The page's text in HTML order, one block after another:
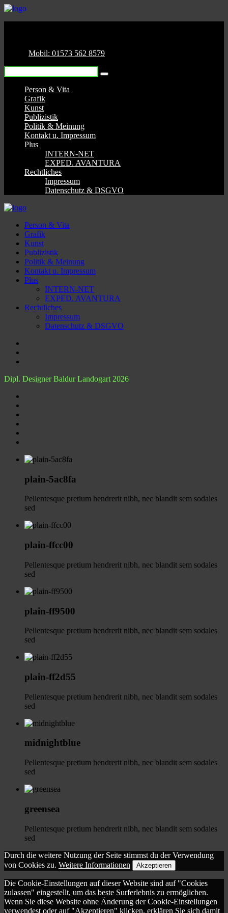
Mobil: 01573 562 8579
Person & Vita
Grafik
Kunst
Publizistik
Politik & Meinung
Kontakt u. Impressum
Plus
INTERN-NET
EXPED. AVANTURA
Rechtliches
Impressum
Datenschutz & DSGVO
Person & Vita
Grafik
Kunst
Publizistik
Politik & Meinung
Kontakt u. Impressum
Plus
INTERN-NET
EXPED. AVANTURA
Rechtliches
Impressum
Datenschutz & DSGVO
Dipl. Designer Baldur Landogart 2026
plain-5ac8fa
Pellentesque pretium hendrerit nibh, nec blandit sem sodales
sed
plain-ffcc00
Pellentesque pretium hendrerit nibh, nec blandit sem sodales
sed
plain-ff9500
Pellentesque pretium hendrerit nibh, nec blandit sem sodales
sed
plain-ff2d55
Pellentesque pretium hendrerit nibh, nec blandit sem sodales
sed
midnightblue
Pellentesque pretium hendrerit nibh, nec blandit sem sodales
sed
greensea
Pellentesque pretium hendrerit nibh, nec blandit sem sodales
sed
Durch die weitere Nutzung der Seite stimmst du der Verwendung
von Cookies zu. Weitere Informationen Akzeptieren
Die Cookie-Einstellungen auf dieser Website sind auf "Cookies
zulassen" eingestellt, um das beste Surferlebnis zu ermöglichen.
Wenn Sie diese Website ohne Änderung der Cookie-Einstellungen
verwendest oder auf "Akzeptieren" klicken, erklären Sie sich damit